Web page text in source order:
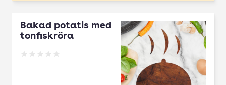
Bakad potatis med
tonfiskröra
Betyg: 0 av 5